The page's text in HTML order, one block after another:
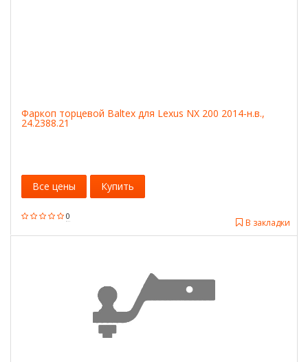
Фаркоп торцевой Baltex для Lexus NX 200 2014-н.в.,
24.2388.21
0
В закладки
Все цены Купить